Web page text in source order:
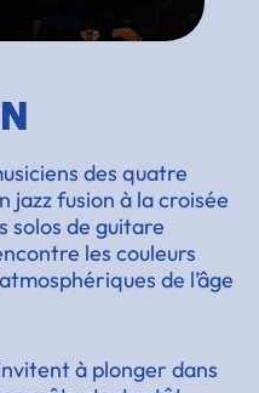
des quatre
jazz fusion à la croisée
solos de guitare
les couleurs
de l’âge
à plonger dans